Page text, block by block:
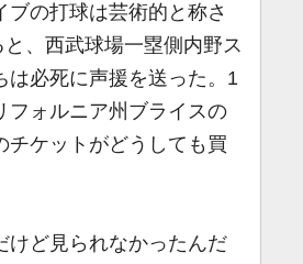
の打球は芸術的と称さ
、西武球場一塁側内野ス
は必死に声援を送った。1
フォルニア州ブライスの
チケットがどうしても買
けど見られなかったんだ